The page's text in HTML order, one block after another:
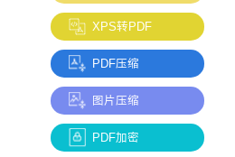
XPS转PDF
PDF压缩
图片压缩
PDF加密